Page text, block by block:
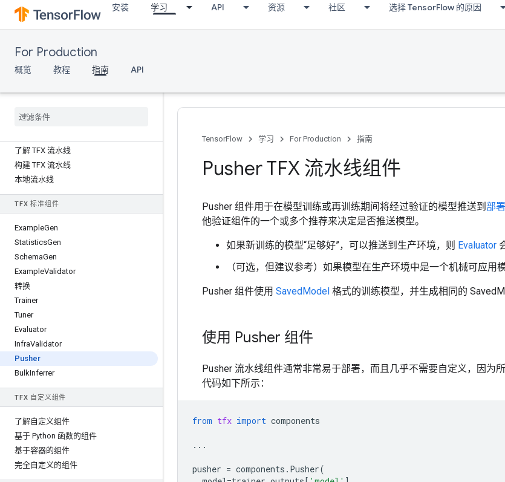
安装 学习 API 资源 社区 选择 TensorFlow 的原因
For Production
概览 教程 指南 API
指南
TFX 云端解决方案
将 Keras 与 TFX 搭配使用
移动设备和 IoT 设备：TFX for Tensor
了解 TFX 流水线
构建 TFX 流水线
本地流水线
TFX 标准组件
ExampleGen
StatisticsGen
SchemaGen
ExampleValidator
转换
Trainer
Tuner
Evaluator
InfraValidator
Pusher
BulkInferrer
TFX 自定义组件
了解自定义组件
基于 Python 函数的组件
基于容器的组件
完全自定义的组件
TensorFlow
学习 For Production 指南
Pusher TFX 流水线组件
Pusher 组件用于在模型训练或再训练期间将经过验证的模型推送到 部
他验证组件的一个或多个推荐来决定是否推送模型。
如果新训练的模型“足够好”，可以推送到生产环境，则 Evaluator
（可选，但建议参考）如果模型在生产环境中是一个机械可应用
Pusher 组件使用 SavedModel 格式的训练模型，并生成相同的
使用 Pusher 组件
Pusher 流水线组件通常非常易于部署，而且几乎不需要自定义，因为
代码如下所示：
from tfx import components
...
pusher = components . Pusher(